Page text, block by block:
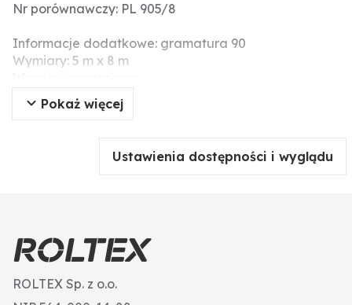
Nr porównawczy: PL 905/8
Informacje dodatkowe: gramatura 90
Wymiary: 5 m x 8 m
Pokaż więcej
Ustawienia dostępności i wyglądu
ROLTEX Sp. z o.o.